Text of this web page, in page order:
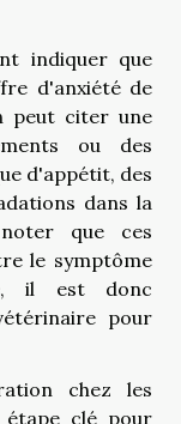
indiquer que
d'anxiété de
peut citer une
ou des
d'appétit, des
dans la
que ces
le symptôme
il est donc
pour
chez les
étape clé pour